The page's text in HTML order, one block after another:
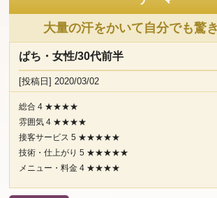
大量の汗をかいて自分でも驚
ぱち・女性/30代前半
[投稿日] 2020/03/02
総合 4 ★★★★
雰囲気 4 ★★★★
接客サービス 5 ★★★★★
技術・仕上がり 5 ★★★★★
メニュー・料金 4 ★★★★